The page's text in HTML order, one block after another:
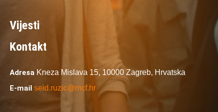
Vijesti
Kontakt
Adresa Kneza Mislava 15, 10000 Zagreb, Hrvatska
E-mail seid.ruzic@mcf.hr